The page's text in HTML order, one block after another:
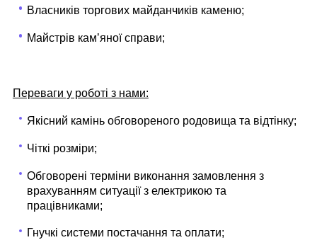
Власників торгових майданчиків каменю;
Майстрів камʼяної справи;
Переваги у роботі з нами:
Якісний камінь обговореного родовища та відтінку;
Чіткі розміри;
Обговорені терміни виконання замовлення з
врахуванням ситуації з електрикою та
працівниками;
Гнучкі системи постачання та оплати;